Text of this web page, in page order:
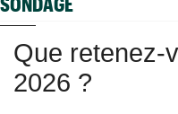
engagés
ATP - Cincinnati
Jannik Sinner gêné au
WTA - Toronto
Que retenez-
2026 ?